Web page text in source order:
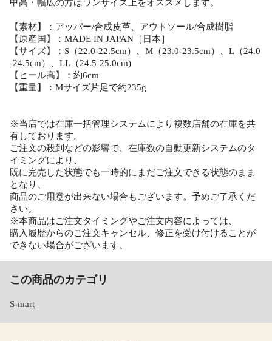
甲高・幅広の方はワンサイズ上をオススメします。
【素材】：アッパー/合成皮革、アウトソール/合成樹脂
【原産国】：MADE IN JAPAN［日本］
【サイズ】：S（22.0-22.5cm）、M（23.0-23.5cm）、L（24.0
-24.5cm）、LL（24.5-25.0cm)
【ヒール高】：約6cm
【重量】：Mサイズ片足で約235g
※当店では在庫一括管理システムにより複数店舗の在庫を共
有しております。
ご注文の殺到などの影響で、在庫数の自動更新システムのタ
イミングにより、
既に完売した状態でも一時的にまだご注文できる状態のまま
となり、
商品のご用意が出来ない場合もございます。予めご了承くだ
さい。
※本商品はご注文タイミングやご注文内容によっては、
購入履歴からのご注文キャンセル、修正を受け付けることが
できない場合がございます。
この商品のカテゴリ
S-mart